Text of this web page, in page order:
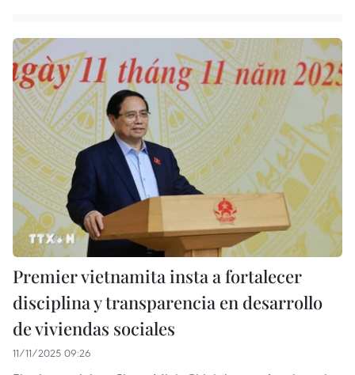
Premier vietnamita insta a fortalecer
disciplina y transparencia en desarrollo
de viviendas sociales
11/11/2025 09:26